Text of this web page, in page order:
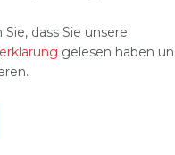
dass Sie unsere
gelesen haben